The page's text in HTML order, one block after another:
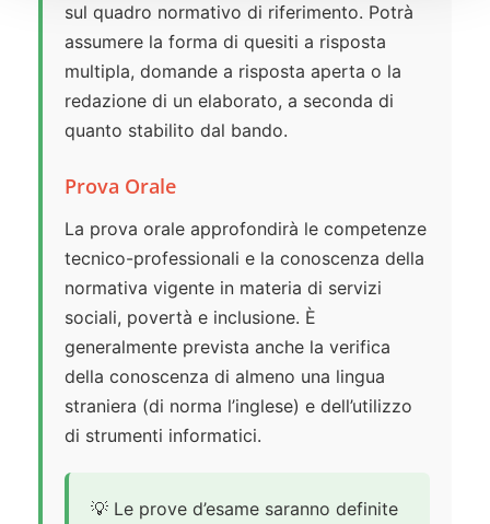
sul quadro normativo di riferimento. Potrà
assumere la forma di quesiti a risposta
multipla, domande a risposta aperta o la
redazione di un elaborato, a seconda di
quanto stabilito dal bando.
Prova Orale
La prova orale approfondirà le competenze
tecnico-professionali e la conoscenza della
normativa vigente in materia di servizi
sociali, povertà e inclusione. È
generalmente prevista anche la verifica
della conoscenza di almeno una lingua
straniera (di norma l’inglese) e dell’utilizzo
di strumenti informatici.
💡 Le prove d’esame saranno definite